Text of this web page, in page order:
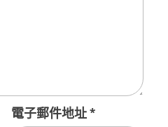
電子郵件地址*